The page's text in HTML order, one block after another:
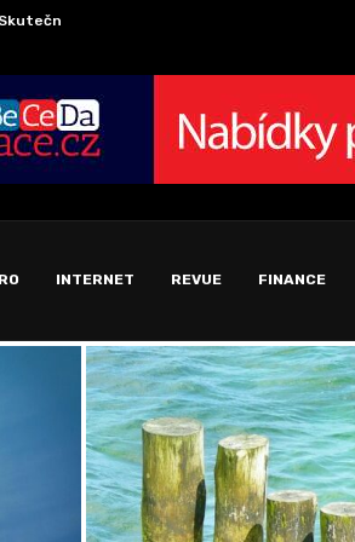
soustředění stalo nejvzácnější komoditou...
Cesta
INTERNET REVUE FINANCE